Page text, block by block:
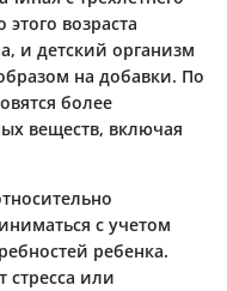
возраста
и детский организм
на добавки. По
более
веществ, включая
с учетом
ребенка.
или